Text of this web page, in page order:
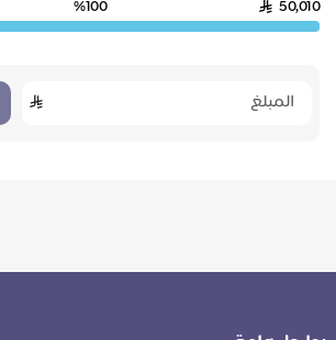
50,010
%100